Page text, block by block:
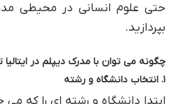
حتی علوم انسانی در محیطی
بپردازید.
چگونه می توان با مدرک دیپلم در
۱. انتخاب دانشگاه و رشته